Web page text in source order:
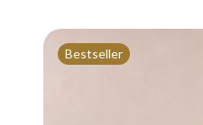
Bestseller